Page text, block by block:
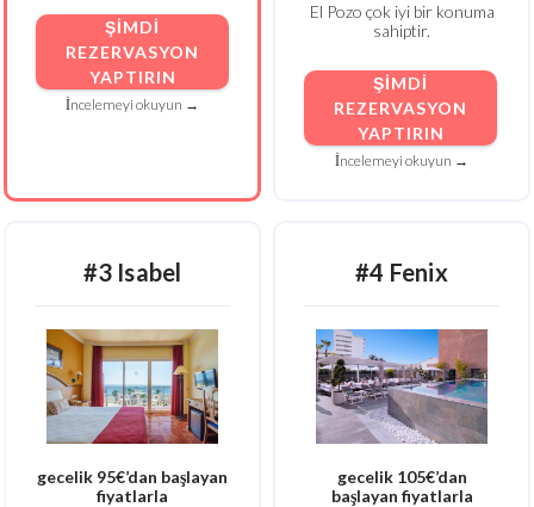
ŞIMDI
REZERVASYON
YAPTIRIN
İncelemeyi okuyun →
El Pozo çok iyi bir konuma
sahiptir.
ŞIMDI
REZERVASYON
YAPTIRIN
İncelemeyi okuyun →
#3 Isabel
gecelik 95€’dan başlayan
fiyatlarla
#4 Fenix
gecelik 105€’dan
başlayan fiyatlarla